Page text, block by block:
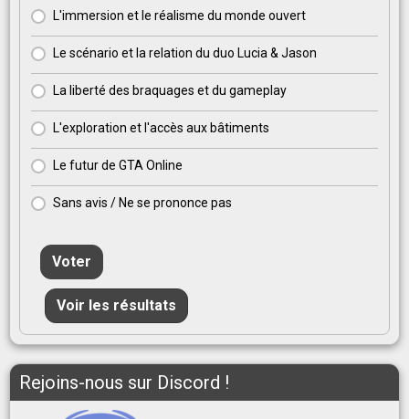
L'immersion et le réalisme du monde ouvert
Le scénario et la relation du duo Lucia & Jason
La liberté des braquages et du gameplay
L'exploration et l'accès aux bâtiments
Le futur de GTA Online
Sans avis / Ne se prononce pas
Voter
Voir les résultats
Rejoins-nous sur Discord !